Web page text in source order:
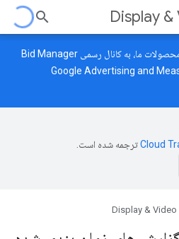
Display
برای بحث و ارائه بازخورد در مورد محصولات ما، به کانال رسمی Bid Manager
Google Advertising and
ترجمه شده است.
Display & Video